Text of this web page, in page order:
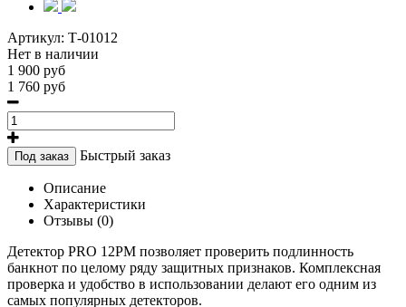
Артикул: Т-01012
Нет в наличии
1 900 руб
1 760 руб
Под заказ Быстрый заказ
Описание
Характеристики
Отзывы (0)
Детектор PRO 12PM позволяет проверить подлинность
банкнот по целому ряду защитных признаков. Комплексная
проверка и удобство в использовании делают его одним из
самых популярных детекторов.